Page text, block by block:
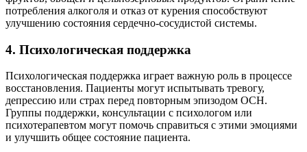
потребления алкоголя и отказ от курения способствуют
улучшению состояния сердечно-сосудистой системы.
4. Психологическая поддержка
Психологическая поддержка играет важную роль в процессе
восстановления. Пациенты могут испытывать тревогу,
депрессию или страх перед повторным эпизодом ОСН.
Группы поддержки, консультации с психологом или
психотерапевтом могут помочь справиться с этими эмоциями
и улучшить общее состояние пациента.